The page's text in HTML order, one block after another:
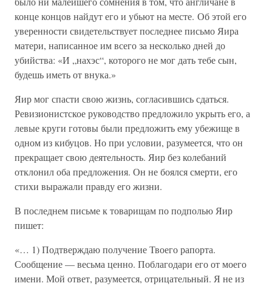
конце концов найдут его и убьют на месте. Об этой его
уверенности свидетельствует последнее письмо Яира
матери, написанное им всего за несколько дней до
убийства: «И „нахэс“, которого не мог дать тебе сын,
будешь иметь от внука.»
Яир мог спасти свою жизнь, согласившись сдаться.
Ревизионистское руководство предложило укрыть его, а
левые круги готовы были предложить ему убежище в
одном из кибуцов. Но при условии, разумеется, что он
прекращает свою деятельность. Яир без колебаний
отклонил оба предложения. Он не боялся смерти, его
стихи выражали правду его жизни.
В последнем письме к товарищам по подполью Яир
пишет:
«… 1) Подтверждаю получение Твоего рапорта.
Сообщение — весьма ценно. Поблагодари его от моего
имени. Мой ответ, разумеется, отрицательный. Я не из